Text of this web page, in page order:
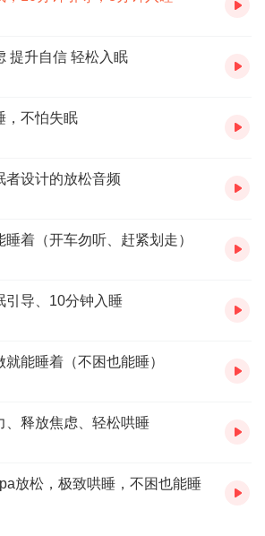
提升自信 轻松入眠
，不怕失眠
者设计的放松音频
着（开车勿听、赶紧划走）
引导、10分钟入睡
能睡着（不困也能睡）
、释放焦虑、轻松哄睡
放松，极致哄睡，不困也能睡